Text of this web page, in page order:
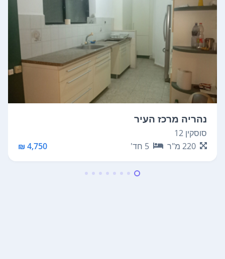
נהריה מרכז העיר
סוסקין 12
220 מ"ר 5 חד' 4,750 ₪